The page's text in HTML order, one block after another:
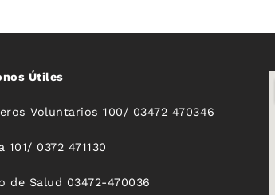
Útiles
Voluntarios 100/ 03472 470346
101/ 0372 471130
de Salud 03472-470036